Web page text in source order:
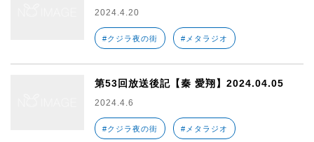
2024.4.20
#クジラ夜の街 #メタラジオ
第53回放送後記【秦 愛翔】2024.04.05
2024.4.6
#クジラ夜の街 #メタラジオ